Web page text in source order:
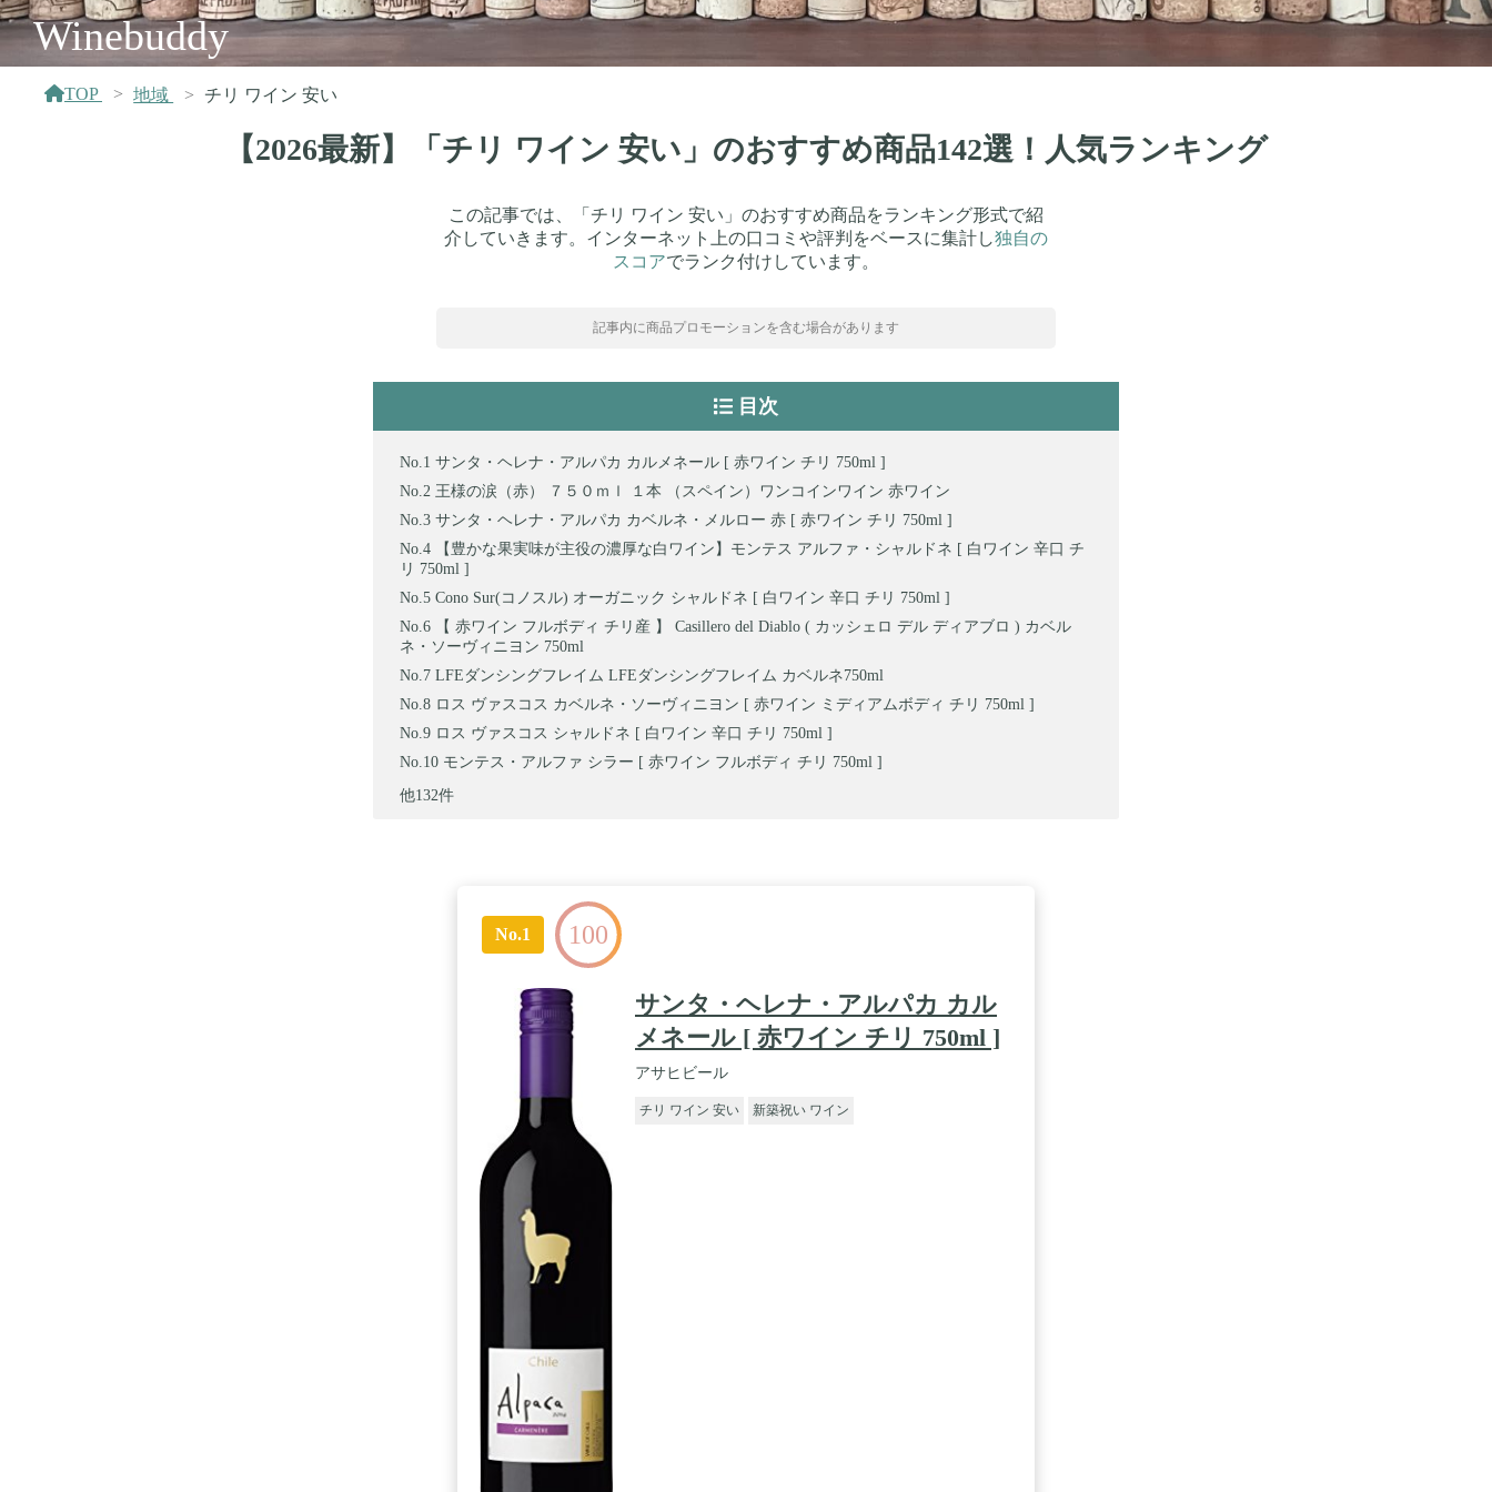
Winebuddy
TOP 地域 チリ ワイン 安い
【2026最新】「チリ ワイン 安い」のおすすめ商品142選！人気ランキング
この記事では、「チリ ワイン 安い」のおすすめ商品をランキング形式で紹
介していきます。インターネット上の口コミや評判をベースに集計し独自の
スコアでランク付けしています。
記事内に商品プロモーションを含む場合があります
目次
サンタ・ヘレナ・アルパカ カルメネール [ 赤ワイン チリ 750ml ]
王様の涙（赤） ７５０ｍｌ １本 （スペイン）ワンコインワイン 赤ワイン
サンタ・ヘレナ・アルパカ カベルネ・メルロー 赤 [ 赤ワイン チリ 750ml ]
【豊かな果実味が主役の濃厚な白ワイン】モンテス アルファ・シャルドネ [ 白ワイン 辛口 チ
リ 750ml ]
Cono Sur(コノスル) オーガニック シャルドネ [ 白ワイン 辛口 チリ 750ml ]
【 赤ワイン フルボディ チリ産 】 Casillero del Diablo ( カッシェロ デル ディアブロ ) カベル
ネ・ソーヴィニヨン 750ml
LFEダンシングフレイム LFEダンシングフレイム カベルネ750ml
ロス ヴァスコス カベルネ・ソーヴィニヨン [ 赤ワイン ミディアムボディ チリ 750ml ]
ロス ヴァスコス シャルドネ [ 白ワイン 辛口 チリ 750ml ]
モンテス・アルファ シラー [ 赤ワイン フルボディ チリ 750ml ]
他132件
No.1 100
サンタ・ヘレナ・アルパカ カル
メネール [ 赤ワイン チリ 750ml ]
アサヒビール
チリ ワイン 安い 新築祝い ワイン